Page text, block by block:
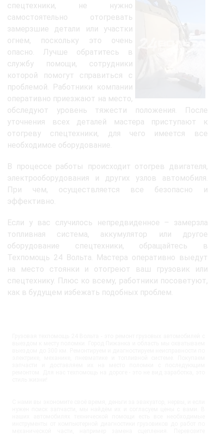
спецтехники, не нужно
самостоятельно отогревать
замерзшие детали или участки
огнем, поскольку это очень
опасно. Лучше обратитесь в
службу помощи, сотрудники
которой помогут справиться с
проблемой. Работники компании
оперативно приезжают на место,
обследуют уровень тяжести положения. После
уточнения всех деталей мастера приступают к
отогреву спецтехники, для чего имеется все
необходимое оборудование.
В процессе работы происходит отогрев двигателя,
электрооборудования и других узлов автомобиля.
При чем, осуществляется все безопасно и
эффективно.
Если у вас случилось непредвиденное – замерзла
топливная система, аккумулятор или другое
оборудование спецтехники, обращайтесь в
Техпомощь 24 Вольта. Мастера оперативно выедут
на место стоянки и отогреют ваш грузовик или
спецтехнику. Плюс ко всему, работники посоветуют,
как в будущем избежать подобных проблем.